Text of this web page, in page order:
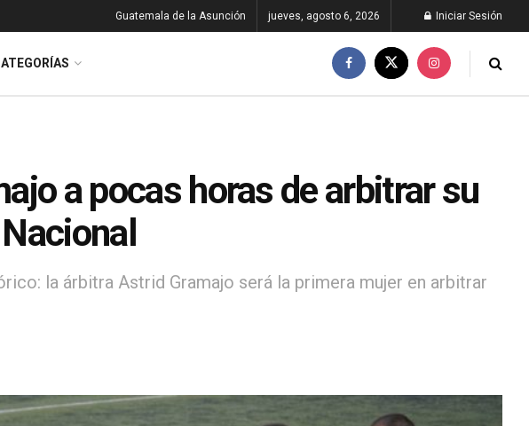
Guatemala de la Asunción jueves, agosto 6, 2026 Iniciar Sesión
a pocas horas de arbitrar su
la árbitra Astrid Gramajo será la primera mujer en arbitrar